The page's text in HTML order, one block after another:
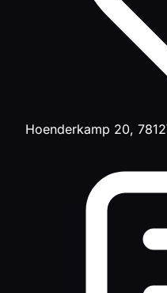
Hoenderkamp 20,